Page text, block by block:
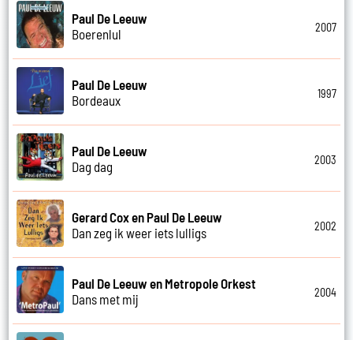
Paul De Leeuw
Boerenlul
2007
Paul De Leeuw
Bordeaux
1997
Paul De Leeuw
Dag dag
2003
Gerard Cox en Paul De Leeuw
Dan zeg ik weer iets lulligs
2002
Paul De Leeuw en Metropole Orkest
Dans met mij
2004